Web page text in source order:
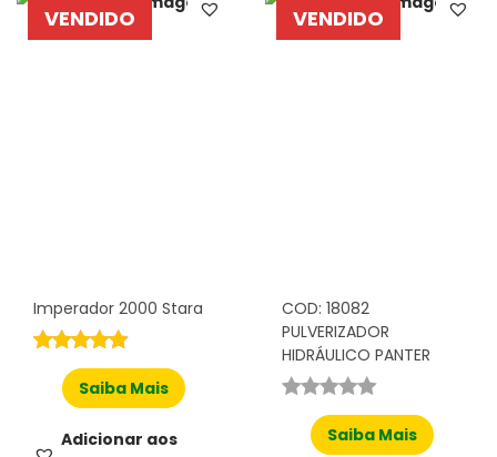
VENDIDO
Imperador 2000 Stara
Saiba Mais
Adicionar aos
VENDIDO
COD: 18082
PULVERIZADOR
HIDRÁULICO PANTER
Saiba Mais